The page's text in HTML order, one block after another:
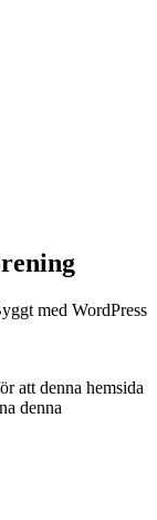
med WordPress
att denna hemsida
denna